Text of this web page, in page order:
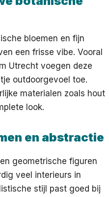
bloemen en fijn
een frisse vibe. Vooral
Utrecht voegen deze
outdoorgevoel toe.
materialen zoals hout
look.
en abstractie
geometrische figuren
veel interieurs in
stijl past goed bij